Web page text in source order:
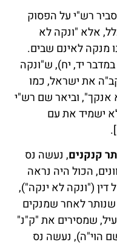
רש"י על הפסוק
אלא "ונקה לא
מנקה לאינם שבים.
יד, יח), ש"ונקה
את ישראל, כמו
אנקך", וביאר שם רש"י
ישמיד את עם
קנקנים, נעשה נס
הכול היה נראה
("ונקה לא ינקה"),
שנותר לאחר שמנקים
שמסירים את "ק"נ"
הוי"ה), נעשה נס